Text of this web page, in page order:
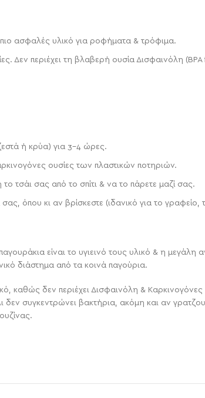
ασφαλές υλικό για ροφήματα & τρόφιμα.
Δεν περιέχει τη βλαβερή ουσία Δισφαινόλη (ΒPA
ή κρύα) για 3-4 ώρες.
ουσίες των πλαστικών ποτηριών.
τσάι σας από το σπίτι & να το πάρετε μαζί σας.
όπου κι αν βρίσκεστε (ιδανικό για το γραφείο,
είναι το υγιεινό τους υλικό & η
διάστημα από τα κοινά παγούρια.
καθώς δεν περιέχει Δισφαινόλη &
συγκεντρώνει βακτήρια, ακόμη και αν